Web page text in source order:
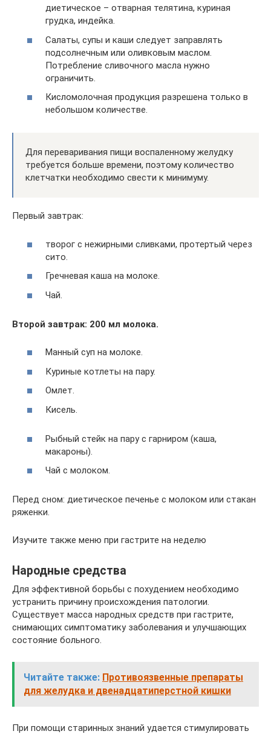
диетическое – отварная телятина, куриная
грудка, индейка.
Салаты, супы и каши следует заправлять
подсолнечным или оливковым маслом.
Потребление сливочного масла нужно
ограничить.
Кисломолочная продукция разрешена только в
небольшом количестве.
Для переваривания пищи воспаленному желудку
требуется больше времени, поэтому количество
клетчатки необходимо свести к минимуму.
Первый завтрак:
творог с нежирными сливками, протертый через
сито.
Гречневая каша на молоке.
Чай.
Второй завтрак: 200 мл молока.
Манный суп на молоке.
Куриные котлеты на пару.
Омлет.
Кисель.
Рыбный стейк на пару с гарниром (каша,
макароны).
Чай с молоком.
Перед сном: диетическое печенье с молоком или стакан
ряженки.
Изучите также меню при гастрите на неделю
Народные средства
Для эффективной борьбы с похудением необходимо
устранить причину происхождения патологии.
Существует масса народных средств при гастрите,
снимающих симптоматику заболевания и улучшающих
состояние больного.
Читайте также: Противоязвенные препараты
для желудка и двенадцатиперстной кишки
При помощи старинных знаний удается стимулировать